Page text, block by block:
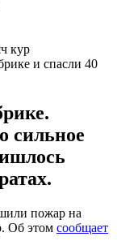
и спасли 40
сильное
пожар на
Об этом сообщает